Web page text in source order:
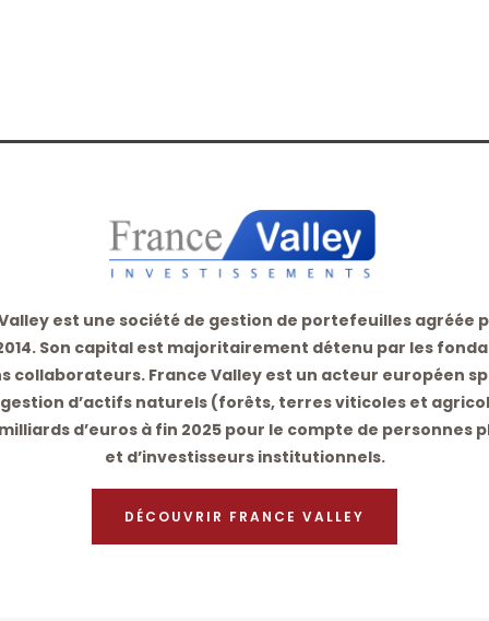
est une société de gestion de portefeuilles agréée
Son capital est majoritairement détenu par les
collaborateurs. France Valley est un acteur européen
d’actifs naturels (forêts, terres viticoles et
d’euros à fin 2025 pour le compte de personnes
et d’investisseurs institutionnels.
DÉCOUVRIR FRANCE VALLEY